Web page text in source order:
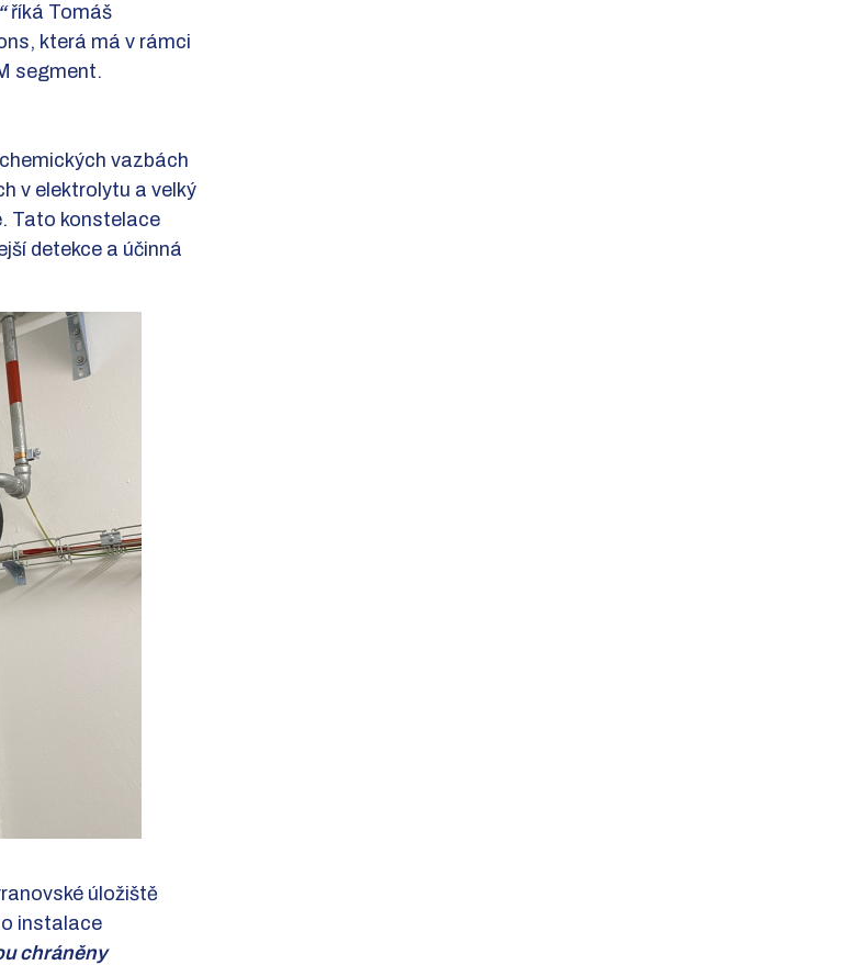
říká Tomáš
která má v rámci
segment.
vazbách
v elektrolytu a velký
Tato konstelace
detekce a účinná
úložiště
instalace
chráněny